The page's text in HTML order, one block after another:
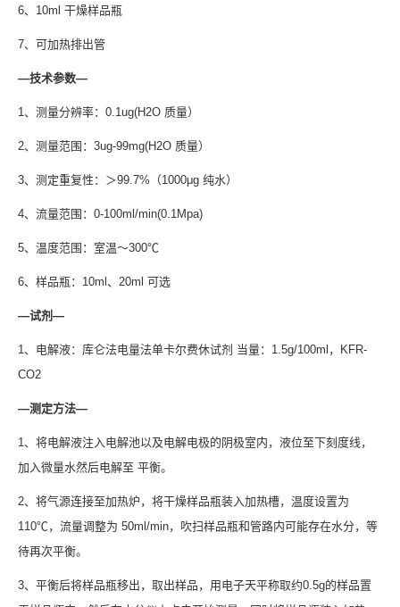
6、10ml 干燥样品瓶
7、可加热排出管
—技术参数—
1、测量分辨率：0.1ug(H2O 质量）
2、测量范围：3ug-99mg(H2O 质量）
3、测定重复性：＞99.7%（1000μg 纯水）
4、流量范围：0-100ml/min(0.1Mpa)
5、温度范围：室温～300℃
6、样品瓶：10ml、20ml 可选
—试剂—
1、电解液：库仑法电量法单卡尔费休试剂 当量：1.5g/100ml，KFR-
CO2
—测定方法—
1、将电解液注入电解池以及电解电极的阴极室内，液位至下刻度线，
加入微量水然后电解至 平衡。
2、将气源连接至加热炉，将干燥样品瓶装入加热槽，温度设置为
110℃，流量调整为 50ml/min，吹扫样品瓶和管路内可能存在水分，等
待再次平衡。
3、平衡后将样品瓶移出，取出样品，用电子天平称取约0.5g的样品置